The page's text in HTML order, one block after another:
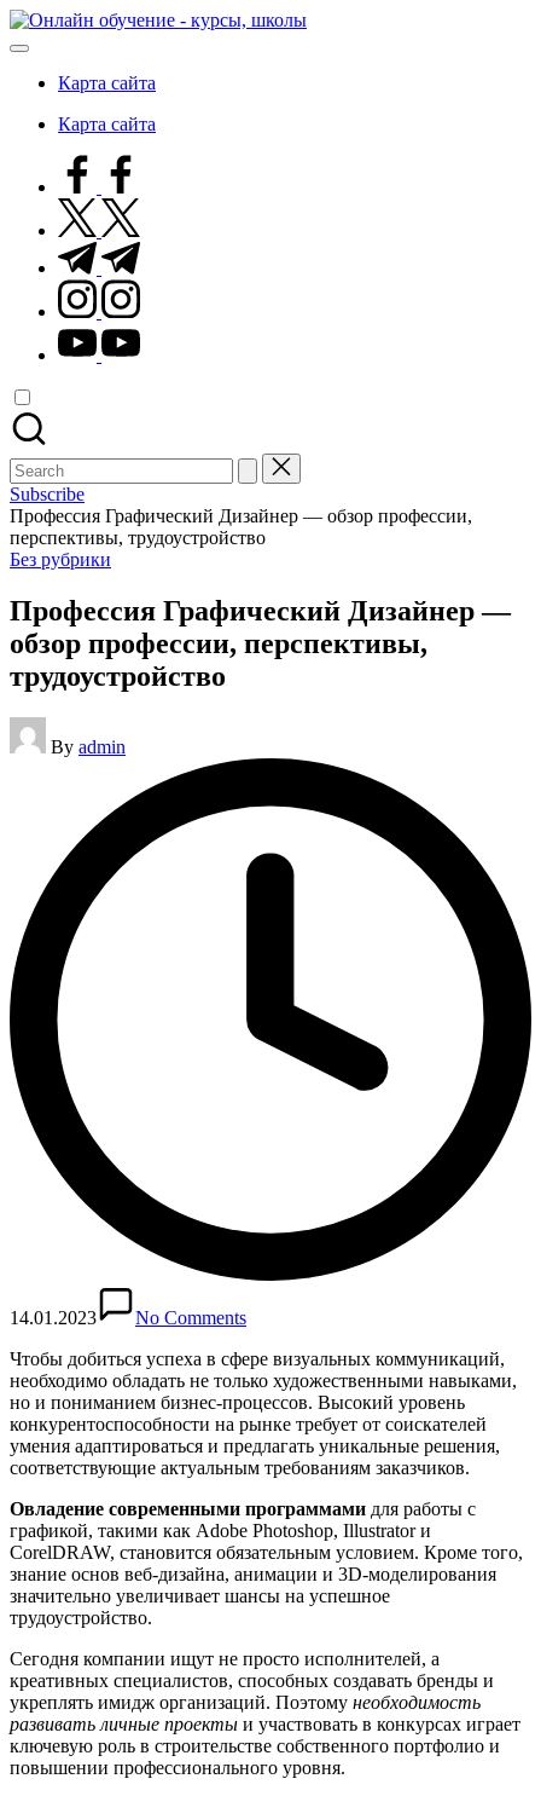
Skip
to
Онлайн
Карта сайта
Карта сайта
facebook.com
twitter.com
t.me
instagram.com
youtube.com
Search
for:
Subscribe
Профессия Графический Дизайнер — обзор профессии,
перспективы, трудоустройство
Posted
Без рубрики
Профессия Графический Дизайнер —
обзор профессии, перспективы,
трудоустройство
Posted
by
By admin
14.01.2023
No Comments
Чтобы добиться успеха в сфере визуальных коммуникаций,
необходимо обладать не только художественными навыками,
но и пониманием бизнес-процессов. Высокий уровень
конкурентоспособности на рынке требует от соискателей
умения адаптироваться и предлагать уникальные решения,
соответствующие актуальным требованиям заказчиков.
Овладение современными программами для работы с
графикой, такими как Adobe Photoshop, Illustrator и
CorelDRAW, становится обязательным условием. Кроме того,
знание основ веб-дизайна, анимации и 3D-моделирования
значительно увеличивает шансы на успешное
трудоустройство.
Сегодня компании ищут не просто исполнителей, а
креативных специалистов, способных создавать бренды и
укреплять имидж организаций. Поэтому необходимость
развивать личные проекты и участвовать в конкурсах играет
ключевую роль в строительстве собственного портфолио и
повышении профессионального уровня.